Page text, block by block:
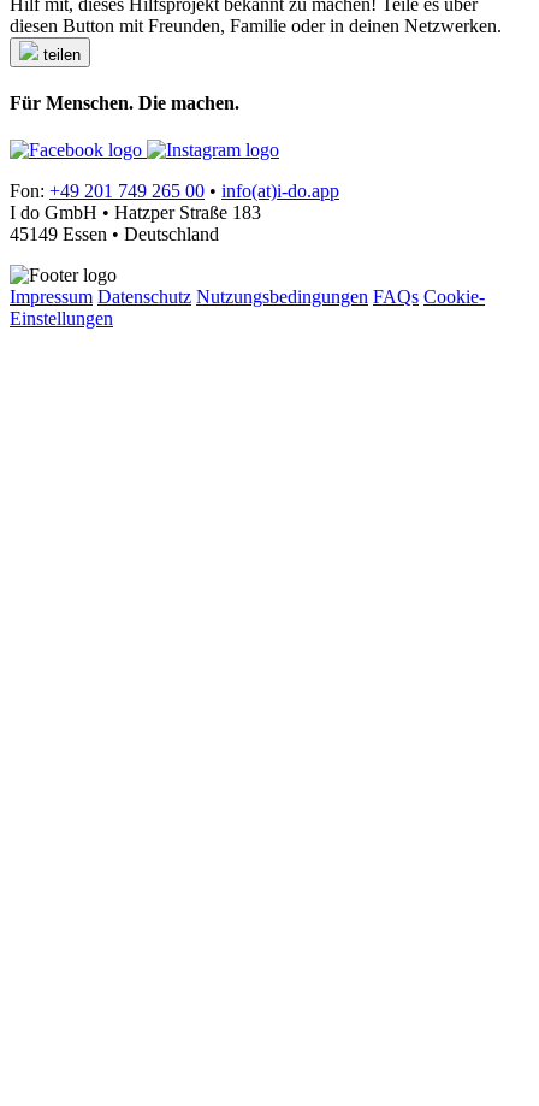
diesen Button mit Freunden, Familie oder in deinen Netzwerken.
teilen
Für Menschen. Die machen.
Fon: +49 201 749 265 00 • info(at)i-do.app
I do GmbH • Hatzper Straße 183
45149 Essen • Deutschland
Impressum Datenschutz Nutzungsbedingungen FAQs Cookie-
Einstellungen